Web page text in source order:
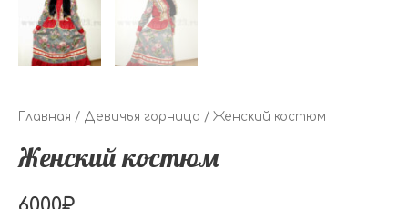
Главная / Девичья горница / Женский костюм
Женский костюм